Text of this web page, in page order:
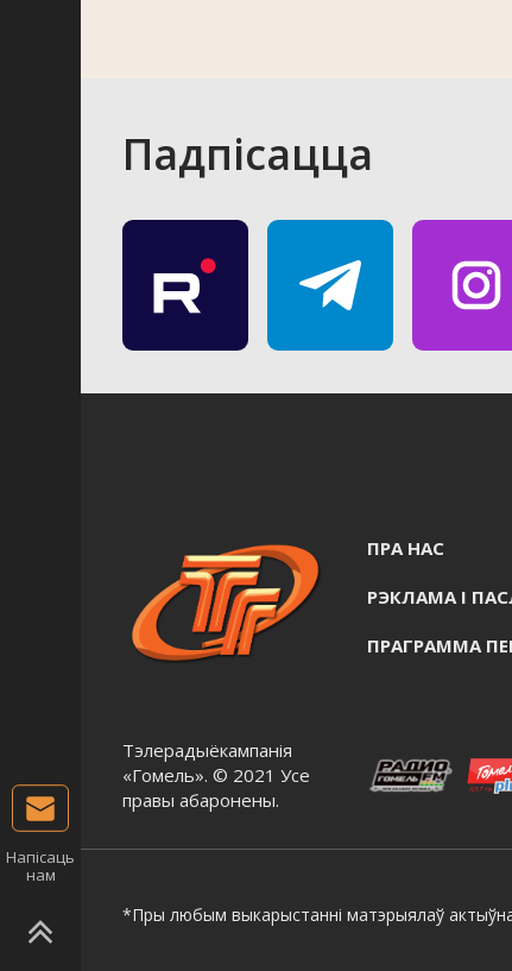
Падпісацца
Тэлерадыёкампанія
«Гомель». © 2021 Усе
правы абаронены.
ПРА НАС
РЭКЛАМА I
ПРАГРАММА
*Пры любым выкарыстанні матэрыялаў
Напісаць
нам